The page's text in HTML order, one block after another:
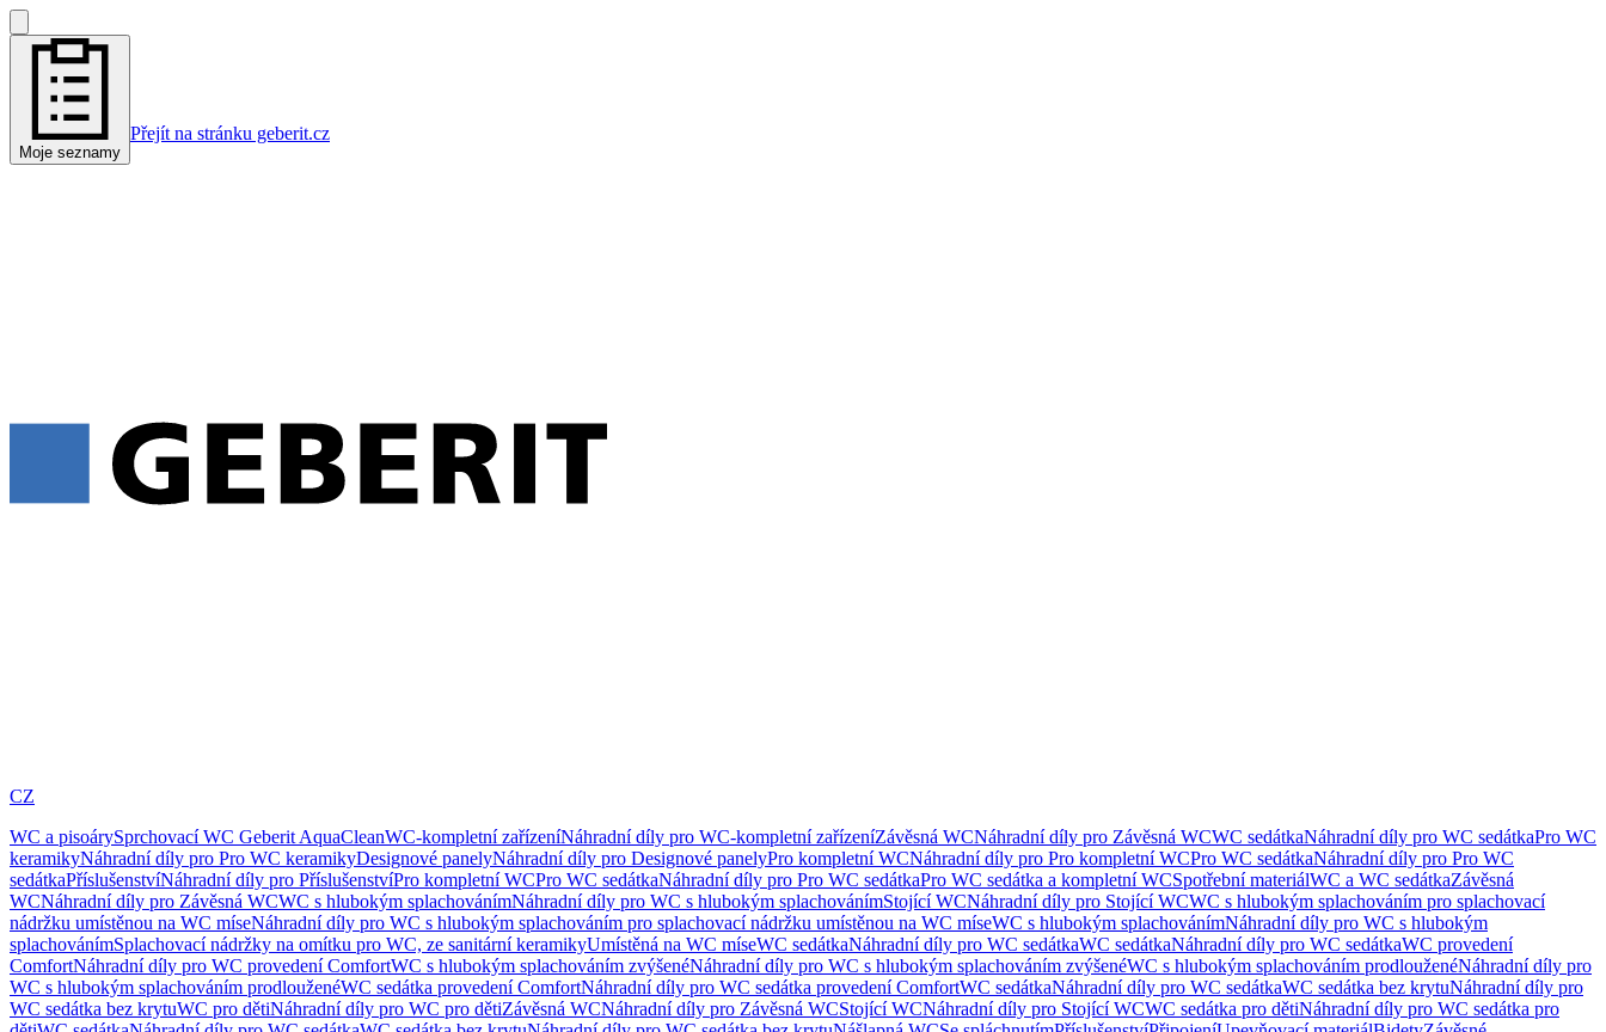
Moje seznamy
Přejít na stránku geberit.cz
CZ
WC a pisoárySprchovací WC Geberit AquaCleanWC-kompletní zařízeníNáhradní díly pro WC-kompletní zařízeníZávěsná WCNáhradní díly pro Závěsná WCWC sedátkaNáhradní díly pro WC sedátkaPro WC
keramikyNáhradní díly pro Pro WC keramikyDesignové panelyNáhradní díly pro Designové panelyPro kompletní WCNáhradní díly pro Pro kompletní WCPro WC sedátkaNáhradní díly pro Pro WC
sedátkaPříslušenstvíNáhradní díly pro PříslušenstvíPro kompletní WCPro WC sedátkaNáhradní díly pro Pro WC sedátkaPro WC sedátka a kompletní WCSpotřební materiálWC a WC sedátkaZávěsná
WCNáhradní díly pro Závěsná WCWC s hlubokým splachovánímNáhradní díly pro WC s hlubokým splachovánímStojící WCNáhradní díly pro Stojící WCWC s hlubokým splachováním pro splachovací
nádržku umístěnou na WC míseNáhradní díly pro WC s hlubokým splachováním pro splachovací nádržku umístěnou na WC míseWC s hlubokým splachovánímNáhradní díly pro WC s hlubokým
splachovánímSplachovací nádržky na omítku pro WC, ze sanitární keramikyUmístěná na WC míseWC sedátkaNáhradní díly pro WC sedátkaWC sedátkaNáhradní díly pro WC sedátkaWC provedení
ComfortNáhradní díly pro WC provedení ComfortWC s hlubokým splachováním zvýšenéNáhradní díly pro WC s hlubokým splachováním zvýšenéWC s hlubokým splachováním prodlouženéNáhradní díly pro
WC s hlubokým splachováním prodlouženéWC sedátka provedení ComfortNáhradní díly pro WC sedátka provedení ComfortWC sedátkaNáhradní díly pro WC sedátkaWC sedátka bez krytuNáhradní díly pro
WC sedátka bez krytuWC pro dětiNáhradní díly pro WC pro dětiZávěsná WCNáhradní díly pro Závěsná WCStojící WCNáhradní díly pro Stojící WCWC sedátka pro dětiNáhradní díly pro WC sedátka pro